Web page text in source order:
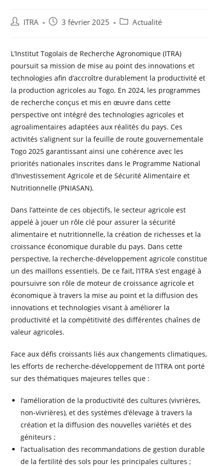
ITRA 3 février 2025 Actualité
L’Institut Togolais de Recherche Agronomique (ITRA)
poursuit sa mission de mise au point des innovations et
technologies afin d’accroître durablement la productivité et
la production agricoles au Togo. En 2024, les programmes
de recherche conçus et mis en œuvre dans cette
perspective ont intégré des technologies agricoles et
agroalimentaires adaptées aux réalités du pays. Ces
activités s’alignent sur la feuille de route gouvernementale
Togo 2025 garantissant ainsi une cohérence avec les
priorités nationales inscrites dans le Programme National
d’Investissement Agricole et de Sécurité Alimentaire et
Nutritionnelle (PNIASAN).
Dans l’atteinte de ces objectifs, le secteur agricole est
appelé à jouer un rôle clé pour assurer la sécurité
alimentaire et nutritionnelle, la création de richesses et la
croissance économique durable du pays. Dans cette
perspective, la recherche-développement agricole constitue
un des maillons essentiels. De ce fait, l’ITRA s’est engagé à
poursuivre son rôle de moteur de croissance agricole et
économique à travers la mise au point et la diffusion des
innovations et technologies visant à améliorer la
productivité et la compétitivité des différentes chaînes de
valeur agricoles.
Face aux défis croissants liés aux changements climatiques,
les efforts de recherche-développement de l’ITRA ont porté
sur des thématiques majeures telles que :
l’amélioration de la productivité des cultures (vivrières,
non-vivrières), et des systèmes d’élevage à travers la
création et la diffusion des nouvelles variétés et des
géniteurs ;
l’actualisation des recommandations de gestion durable
de la fertilité des sols pour les principales cultures ;